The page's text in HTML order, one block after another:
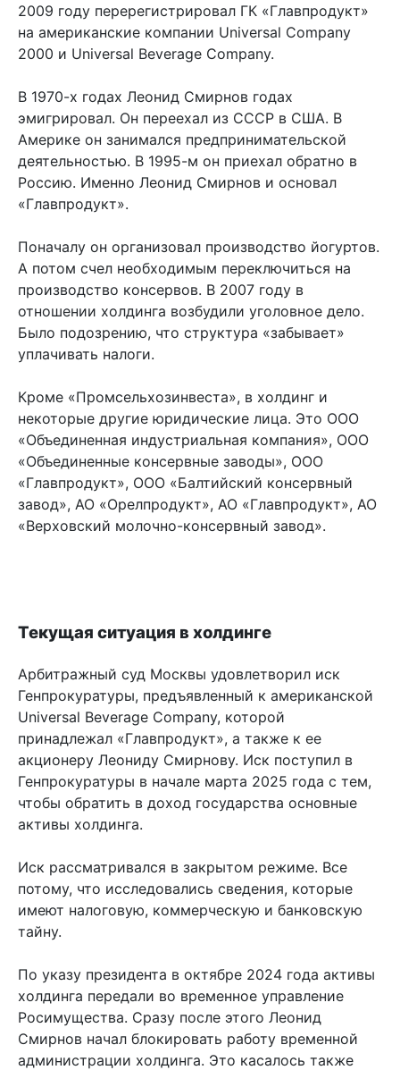
2009 году перерегистрировал ГК «Главпродукт»
на американские компании Universal Company
2000 и Universal Beverage Company.
В 1970-х годах Леонид Смирнов годах
эмигрировал. Он переехал из СССР в США. В
Америке он занимался предпринимательской
деятельностью. В 1995-м он приехал обратно в
Россию. Именно Леонид Смирнов и основал
«Главпродукт».
Поначалу он организовал производство йогуртов.
А потом счел необходимым переключиться на
производство консервов. В 2007 году в
отношении холдинга возбудили уголовное дело.
Было подозрению, что структура «забывает»
уплачивать налоги.
Кроме «Промсельхозинвеста», в холдинг и
некоторые другие юридические лица. Это ООО
«Объединенная индустриальная компания», ООО
«Объединенные консервные заводы», ООО
«Главпродукт», ООО «Балтийский консервный
завод», АО «Орелпродукт», АО «Главпродукт», АО
«Верховский молочно-консервный завод».
Текущая ситуация в холдинге
Арбитражный суд Москвы удовлетворил иск
Генпрокуратуры, предъявленный к американской
Universal Beverage Company, которой
принадлежал «Главпродукт», а также к ее
акционеру Леониду Смирнову. Иск поступил в
Генпрокуратуры в начале марта 2025 года с тем,
чтобы обратить в доход государства основные
активы холдинга.
Иск рассматривался в закрытом режиме. Все
потому, что исследовались сведения, которые
имеют налоговую, коммерческую и банковскую
тайну.
По указу президента в октябре 2024 года активы
холдинга передали во временное управление
Росимущества. Сразу после этого Леонид
Смирнов начал блокировать работу временной
администрации холдинга. Это касалось также